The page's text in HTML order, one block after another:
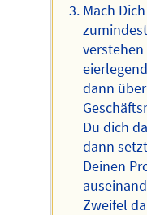
Mach
dann
Du dich
dann
Deinen
Zweifel